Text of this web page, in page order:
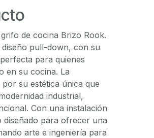
de cocina Brizo Rook.
pull-down, con su
para quienes
en su cocina. La
su estética única que
industrial,
Con una instalación
diseñado para ofrecer una
arte e ingeniería para